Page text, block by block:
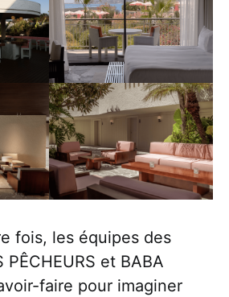
fois, les équipes des
PÊCHEURS et BABA
faire pour imaginer